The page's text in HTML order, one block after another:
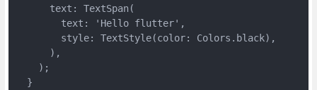
      text: TextSpan(
        text: 'Hello flutter',
        style: TextStyle(color: Colors.black),
      ),
    );
  }